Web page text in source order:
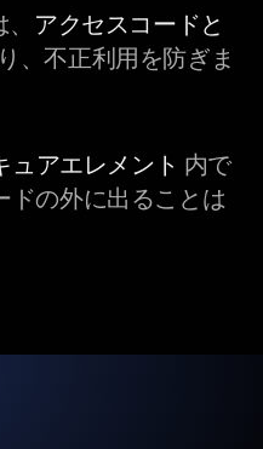
アクセスコードと
、不正利用を防ぎま
ュアエレメント 内で
ドの外に出ることは